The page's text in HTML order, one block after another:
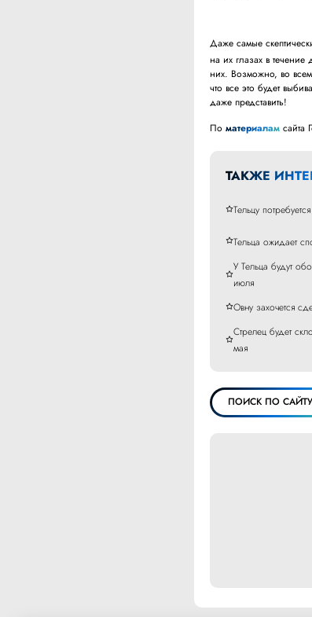
Даже самые
на их глазах в
них. Возможно, во
что все это будет
даже представить!
Поматериалам сайта
ТАКЖЕ
Тельцу
Тельца ожидает
У Тельца будут
июля
Овну захочется
Стрелец будет
мая
ПОИСК ПО САЙТУ